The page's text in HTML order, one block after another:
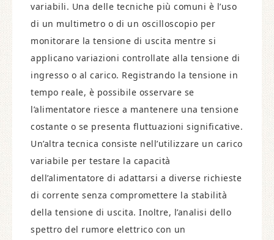
variabili. Una delle tecniche più comuni è l’uso
di un multimetro o di un oscilloscopio per
monitorare la tensione di uscita mentre si
applicano variazioni controllate alla tensione di
ingresso o al carico. Registrando la tensione in
tempo reale, è possibile osservare se
l’alimentatore riesce a mantenere una tensione
costante o se presenta fluttuazioni significative.
Un’altra tecnica consiste nell’utilizzare un carico
variabile per testare la capacità
dell’alimentatore di adattarsi a diverse richieste
di corrente senza compromettere la stabilità
della tensione di uscita. Inoltre, l’analisi dello
spettro del rumore elettrico con un